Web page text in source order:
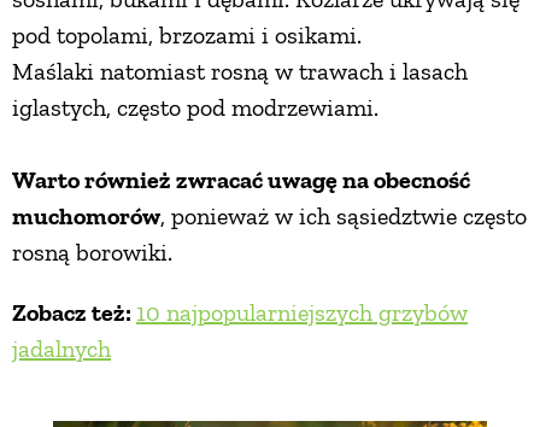
pod topolami, brzozami i osikami.
Maślaki natomiast rosną w trawach i lasach
iglastych, często pod modrzewiami.
Warto również zwracać uwagę na obecność
muchomorów, ponieważ w ich sąsiedztwie często
rosną borowiki.
Zobacz też: 10 najpopularniejszych grzybów
jadalnych